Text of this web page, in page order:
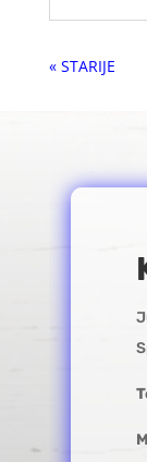
« Older Entries